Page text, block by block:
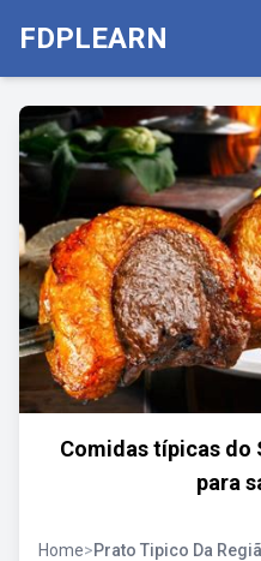
FDPLEARN
Comidas típicas do
para
Home>Prato Tipico Da